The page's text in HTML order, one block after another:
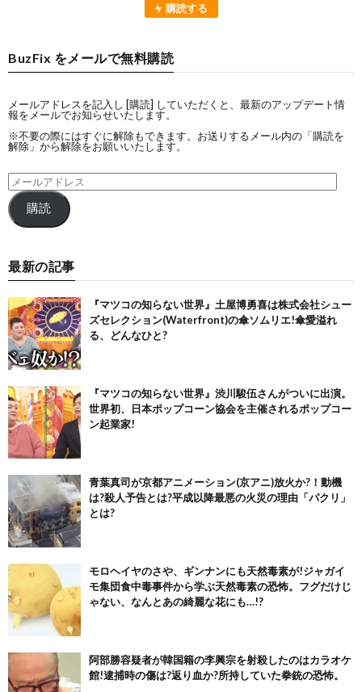
購読する
BuzFix をメールで無料購読
メールアドレスを記入し [購読] していただくと、最新のアップデート情
報をメールでお知らせいたします。
※不要の際にはすぐに解除もできます。お送りするメール内の「購読を
解除」から解除をお願いいたします。
購読
最新の記事
『マツコの知らない世界』土屋博勇喜は株式会社シュー
ズセレクション(Waterfront)の傘ソムリエ!傘愛溢れ
る、どんなひと?
『マツコの知らない世界』渋川駿伍さんがついに出演。
世界初、日本ポップコーン協会を主催されるポップコー
ン起業家!
青葉真司が京都アニメーション(京アニ)放火か?！動機
は?殺人予告とは?平成以降最悪の火災の理由「パクリ」
とは?
モロヘイヤのさや、ギンナンにも天然毒素が!ジャガイ
モ集団食中毒事件から学ぶ天然毒素の恐怖。フグだけじ
ゃない、なんとあの綺麗な花にも…!?
阿部勝容疑者が韓国籍の李興宗を射殺したのはカラオケ
館!逮捕時の傷は?返り血か?所持していた拳銃の恐怖。